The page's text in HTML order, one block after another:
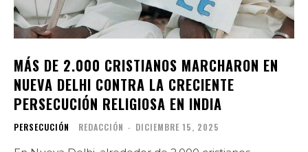
MÁS DE 2.000 CRISTIANOS MARCHARON EN
NUEVA DELHI CONTRA LA CRECIENTE
PERSECUCIÓN RELIGIOSA EN INDIA
PERSECUCIÓN REDACCIÓN - DICIEMBRE 15, 2025